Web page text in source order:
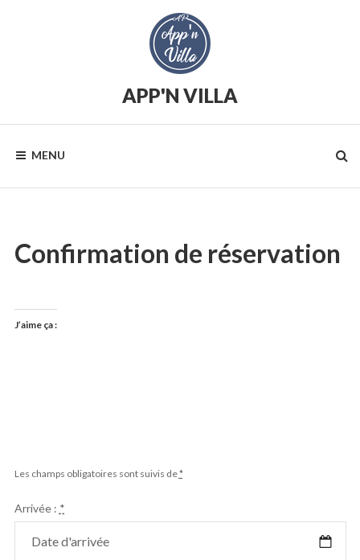
APP'N VILLA
saisonnière
MENU
Confirmation de réservation
J’aime ça :
Les champs obligatoires sont suivis de*
Arrivée : *